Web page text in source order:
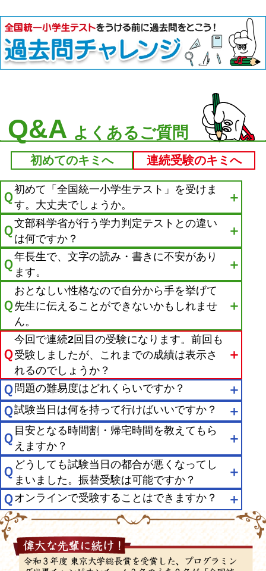
Q&A よくあるご質問
初めてのキミへ 連続受験のキミへ
Ｑ
初めて「全国統一小学生テスト」を受けま
す。大丈夫でしょうか。
＋
Ｑ
文部科学省が行う学力判定テストとの違い
は何ですか？
＋
Ｑ
年長生で、文字の読み・書きに不安があり
ます。
＋
Ｑ
おとなしい性格なので自分から手を挙げて
先生に伝えることができないかもしれませ
ん。
＋
Ｑ
今回で連続2回目の受験になります。前回も
受験しましたが、これまでの成績は表示さ
れるのでしょうか？
＋
Ｑ 問題の難易度はどれくらいですか？
＋
Ｑ試験当日は何を持って行けばいいですか？
＋
Ｑ
目安となる時間割・帰宅時間を教えてもら
えますか？
＋
Ｑ
どうしても試験当日の都合が悪くなってし
まいました。振替受験は可能ですか？
＋
Ｑオンラインで受験することはできますか？ ＋